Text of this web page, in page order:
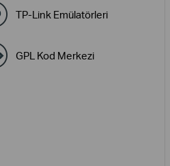
TP-Link Emülatörleri
GPL Kod Merkezi